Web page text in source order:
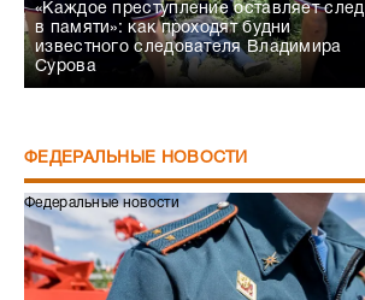
«Каждое преступление оставляет след
в памяти»: как проходят будни
известного следователя Владимира
Сурова
ФЕДЕРАЛЬНЫЕ НОВОСТИ
Федеральные новости